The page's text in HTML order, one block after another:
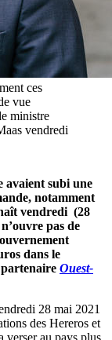
ces
vue
ministre
vendredi
avaient subi une
notamment
vendredi (28
pas de
dans le
Ouest-
28 mai 2021
des Hereros et